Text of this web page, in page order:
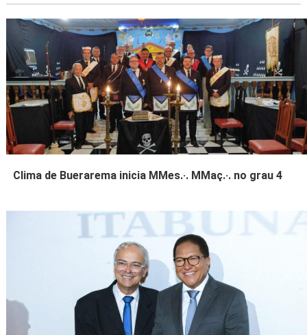
Clima de Buerarema inicia MMes.·. MMaç.·. no grau 4